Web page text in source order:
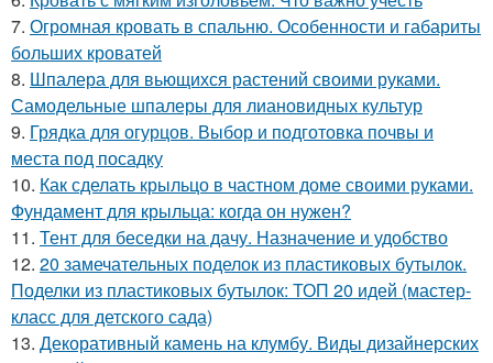
7. Огромная кровать в спальню. Особенности и габариты
больших кроватей
8. Шпалера для вьющихся растений своими руками.
Самодельные шпалеры для лиановидных культур
9. Грядка для огурцов. Выбор и подготовка почвы и
места под посадку
10. Как сделать крыльцо в частном доме своими руками.
Фундамент для крыльца: когда он нужен?
11. Тент для беседки на дачу. Назначение и удобство
12. 20 замечательных поделок из пластиковых бутылок.
Поделки из пластиковых бутылок: ТОП 20 идей (мастер-
класс для детского сада)
13. Декоративный камень на клумбу. Виды дизайнерских